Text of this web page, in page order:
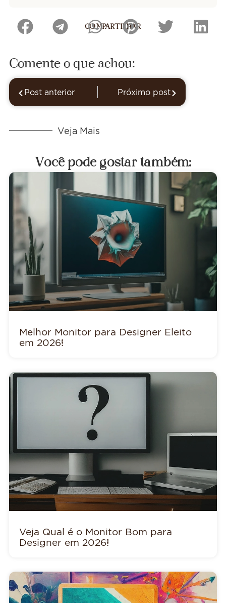
COMPARTILHAR
Comente o que achou:
Post anterior Próximo post
Veja Mais
Você pode gostar também:
Melhor Monitor para Designer Eleito
em 2026!
Veja Qual é o Monitor Bom para
Designer em 2026!